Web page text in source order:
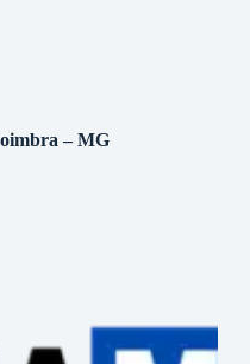
– MG